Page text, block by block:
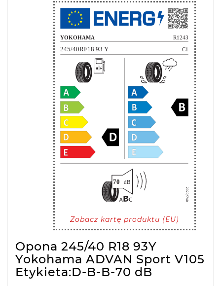
Zobacz kartę produktu (EU)
Opona 245/40 R18 93Y
Yokohama ADVAN Sport V105
Etykieta:D-B-B-70 dB